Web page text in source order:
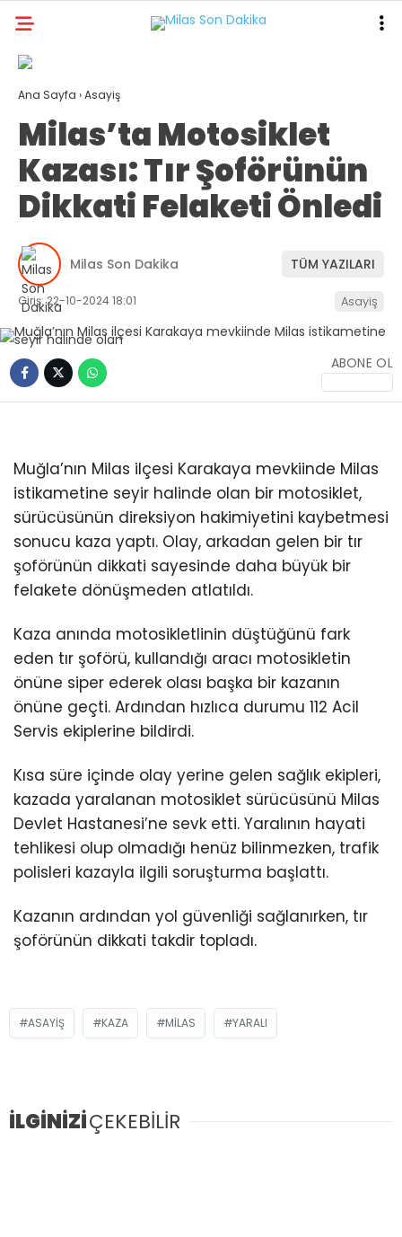
WhatsApp
İhbar Hattı
Facebook
Youtube
GALERİ
MILAS
MUĞLA’DAN
ASAYIŞ
GÜNDEM
EKONOMI
SPOR
VEFAT
GENEL
KÜNYE
Ana Sayfa ›Asayiş
Milas’ta Motosiklet
Kazası: Tır Şoförünün
Dikkati Felaketi Önledi
Milas Son Dakika TÜM YAZILARI
Giriş: 22-10-2024 18:01 Asayiş
ABONE OL
Muğla’nın Milas ilçesi Karakaya mevkiinde Milas
istikametine seyir halinde olan bir motosiklet,
sürücüsünün direksiyon hakimiyetini kaybetmesi
sonucu kaza yaptı. Olay, arkadan gelen bir tır
şoförünün dikkati sayesinde daha büyük bir
felakete dönüşmeden atlatıldı.
Kaza anında motosikletlinin düştüğünü fark
eden tır şoförü, kullandığı aracı motosikletin
önüne siper ederek olası başka bir kazanın
önüne geçti. Ardından hızlıca durumu 112 Acil
Servis ekiplerine bildirdi.
Kısa süre içinde olay yerine gelen sağlık ekipleri,
kazada yaralanan motosiklet sürücüsünü Milas
Devlet Hastanesi’ne sevk etti. Yaralının hayati
tehlikesi olup olmadığı henüz bilinmezken, trafik
polisleri kazayla ilgili soruşturma başlattı.
Kazanın ardından yol güvenliği sağlanırken, tır
şoförünün dikkati takdir topladı.
ASAYIŞ KAZA MILAS YARALI
İLGİNİZİÇEKEBİLİR